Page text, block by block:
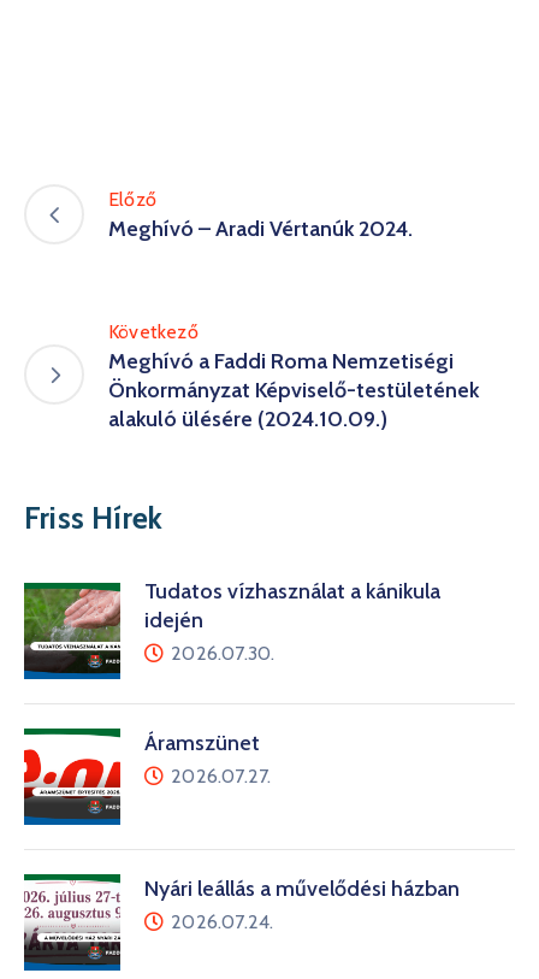
Előző
Meghívó – Aradi Vértanúk 2024.
Következő
Meghívó a Faddi Roma Nemzetiségi
Önkormányzat Képviselő-testületének
alakuló ülésére (2024.10.09.)
Friss Hírek
Tudatos vízhasználat a kánikula
idején
2026.07.30.
Áramszünet
2026.07.27.
Nyári leállás a művelődési házban
2026.07.24.